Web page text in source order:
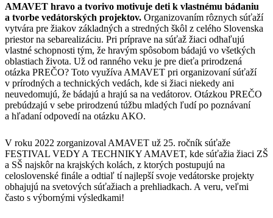
AMAVET hravo a tvorivo motivuje deti k vlastnému bádaniu
a tvorbe vedátorských projektov. Organizovaním rôznych súťaží
vytvára pre žiakov základných a stredných škôl z celého Slovenska
priestor na sebarealizáciu. Pri príprave na súťaž žiaci odhaľujú
vlastné schopnosti tým, že hravým spôsobom bádajú vo všetkých
oblastiach života. Už od ranného veku je pre dieťa prirodzená
otázka PREČO? Toto využíva AMAVET pri organizovaní súťaží
v prírodných a technických vedách, kde si žiaci niekedy ani
neuvedomujú, že bádajú a hrajú sa na vedátorov. Otázkou PREČO
prebúdzajú v sebe prirodzenú túžbu mladých ľudí po poznávaní
a hľadaní odpovedí na otázku AKO.
V roku 2022 zorganizoval AMAVET už 25. ročník súťaže
FESTIVAL VEDY A TECHNIKY AMAVET, kde súťažia žiaci ZŠ
a SŠ najskôr na krajských kolách, z ktorých postupujú na
celoslovenské finále a odtiaľ tí najlepší svoje vedátorske projekty
obhajujú na svetových súťažiach a prehliadkach. A veru, veľmi
často s výbornými výsledkami!